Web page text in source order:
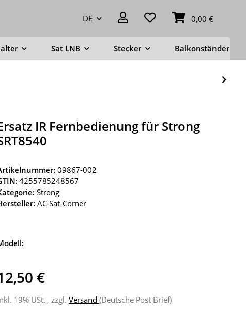
DE 0,00 €
Sat LNB Stecker Balkonständer
IR Fernbedienung für Strong
09867-002
4255785248567
Strong
AC-Sat-Corner
€
19% USt. , zzgl.Versand(Deutsche Post Brief)